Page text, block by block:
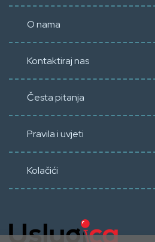
O nama
Kontaktiraj nas
Česta pitanja
Pravila i uvjeti
Kolačići